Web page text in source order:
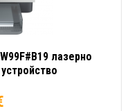
лазерно